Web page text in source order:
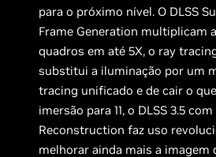
para o próximo nível. O DLSS
Frame Generation multiplicam
quadros em até 5X, o ray
substitui a iluminação por um
tracing unificado e de cair o
imersão para 11, o DLSS 3.5 com
Reconstruction faz uso
melhorar ainda mais a imagem